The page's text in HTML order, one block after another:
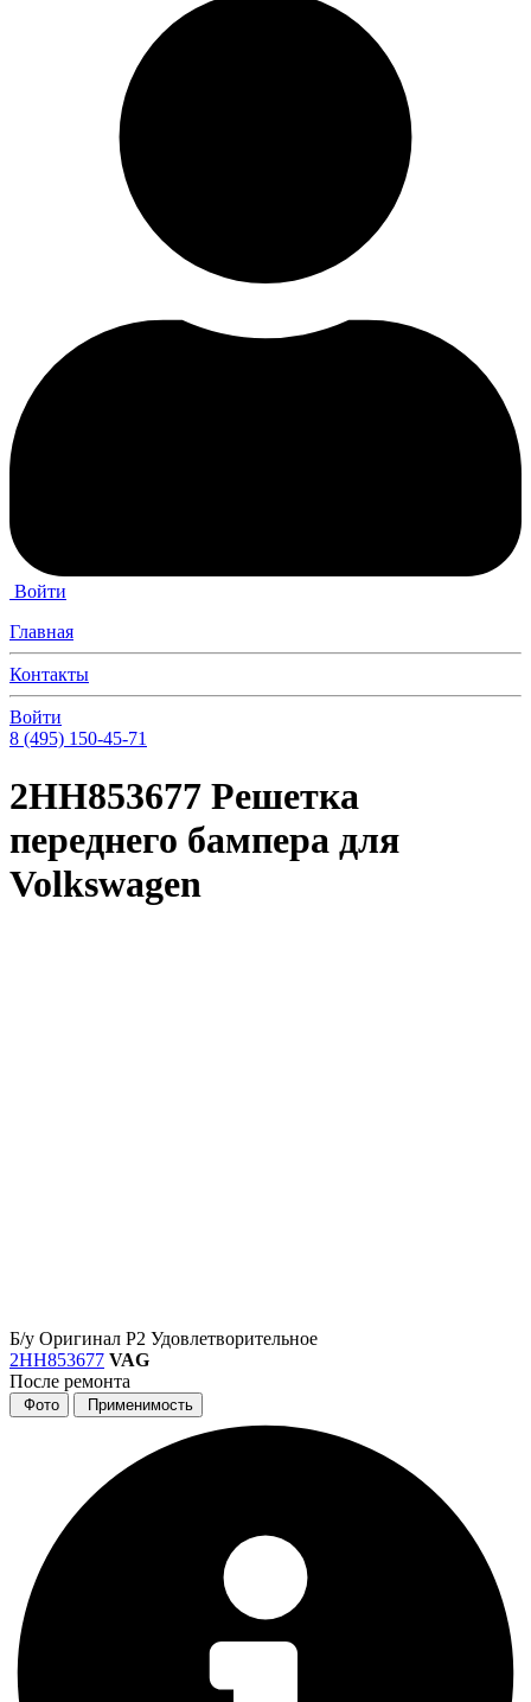
Войти
Главная
Контакты
Войти
8 (495) 150-45-71
2HH853677 Решетка
переднего бампера для
Volkswagen
Б/у Оригинал Р2 Удовлетворительное
2HH853677 VAG
После ремонта
Фото Применимость